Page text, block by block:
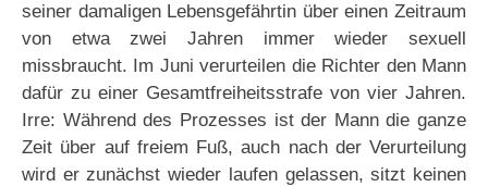
seiner damaligen Lebensgefährtin über einen Zeitraum
von etwa zwei Jahren immer wieder sexuell
missbraucht. Im Juni verurteilen die Richter den Mann
dafür zu einer Gesamtfreiheitsstrafe von vier Jahren.
Irre: Während des Prozesses ist der Mann die ganze
Zeit über auf freiem Fuß, auch nach der Verurteilung
wird er zunächst wieder laufen gelassen, sitzt keinen